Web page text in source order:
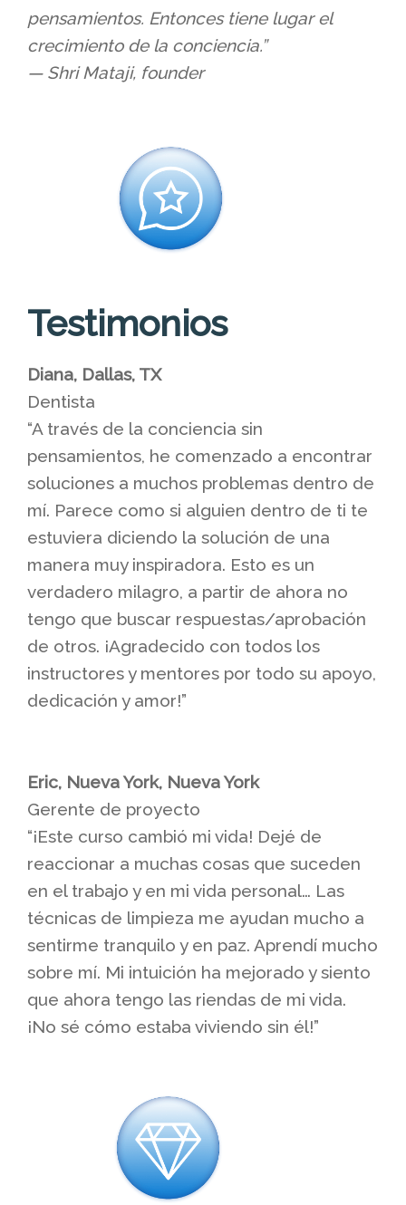
pensamientos. Entonces tiene lugar el
crecimiento de la conciencia.”
— Shri Mataji, founder
Testimonios
Diana, Dallas, TX
Dentista
“A través de la conciencia sin
pensamientos, he comenzado a encontrar
soluciones a muchos problemas dentro de
mí. Parece como si alguien dentro de ti te
estuviera diciendo la solución de una
manera muy inspiradora. Esto es un
verdadero milagro, a partir de ahora no
tengo que buscar respuestas/aprobación
de otros. ¡Agradecido con todos los
instructores y mentores por todo su apoyo,
dedicación y amor!”
Eric, Nueva York, Nueva York
Gerente de proyecto
“¡Este curso cambió mi vida! Dejé de
reaccionar a muchas cosas que suceden
en el trabajo y en mi vida personal… Las
técnicas de limpieza me ayudan mucho a
sentirme tranquilo y en paz. Aprendí mucho
sobre mí. Mi intuición ha mejorado y siento
que ahora tengo las riendas de mi vida.
¡No sé cómo estaba viviendo sin él!”